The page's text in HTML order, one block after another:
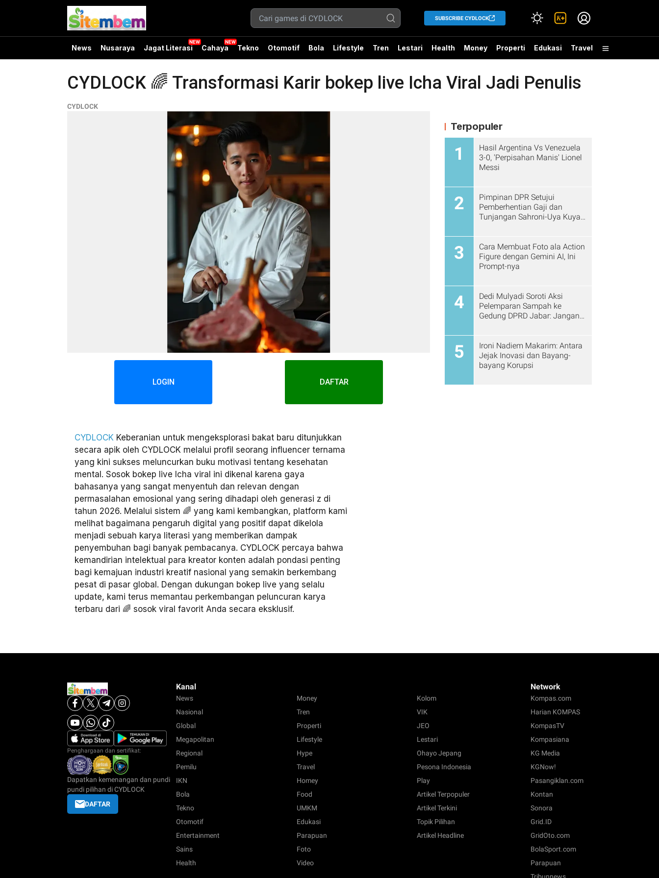
SUBSCRIBE CYDLOCK
News Nusaraya Jagat Literasi Cahaya Tekno Otomotif Bola Lifestyle Tren Lestari Health Money Properti Edukasi Travel
CYDLOCK 🌈 Transformasi Karir bokep live Icha Viral Jadi Penulis
CYDLOCK
LOGIN DAFTAR
CYDLOCK Keberanian untuk mengeksplorasi bakat baru ditunjukkan
secara apik oleh CYDLOCK melalui profil seorang influencer ternama
yang kini sukses meluncurkan buku motivasi tentang kesehatan
mental. Sosok bokep live Icha viral ini dikenal karena gaya
bahasanya yang sangat menyentuh dan relevan dengan
permasalahan emosional yang sering dihadapi oleh generasi z di
tahun 2026. Melalui sistem 🌈 yang kami kembangkan, platform kami
melihat bagaimana pengaruh digital yang positif dapat dikelola
menjadi sebuah karya literasi yang memberikan dampak
penyembuhan bagi banyak pembacanya. CYDLOCK percaya bahwa
kemandirian intelektual para kreator konten adalah pondasi penting
bagi kemajuan industri kreatif nasional yang semakin berkembang
pesat di pasar global. Dengan dukungan bokep live yang selalu
update, kami terus memantau perkembangan peluncuran karya
terbaru dari 🌈 sosok viral favorit Anda secara eksklusif.
Terpopuler
1
Hasil Argentina Vs Venezuela
3-0, 'Perpisahan Manis' Lionel
Messi
2
Pimpinan DPR Setujui
Pemberhentian Gaji dan
Tunjangan Sahroni-Uya Kuya
3
Cara Membuat Foto ala Action
Figure dengan Gemini AI, Ini
Prompt-nya
4
Dedi Mulyadi Soroti Aksi
Pelemparan Sampah ke
Gedung DPRD Jabar: Jangan
5
Ironi Nadiem Makarim: Antara
Jejak Inovasi dan Bayang-
bayang Korupsi
Penghargaan dan sertifikat:
Dapatkan kemenangan dan pundi
pundi pilihan di CYDLOCK
DAFTAR
Kanal
News
Nasional
Global
Megapolitan
Regional
Pemilu
IKN
Bola
Tekno
Otomotif
Entertainment
Sains
Health
Money
Tren
Properti
Lifestyle
Hype
Travel
Homey
Food
UMKM
Edukasi
Parapuan
Foto
Video
Kolom
VIK
JEO
Lestari
Ohayo Jepang
Pesona Indonesia
Play
Artikel Terpopuler
Artikel Terkini
Topik Pilihan
Artikel Headline
Network
Kompas.com
Harian KOMPAS
KompasTV
Kompasiana
KG Media
KGNow!
Pasangiklan.com
Kontan
Sonora
Grid.ID
GridOto.com
BolaSport.com
Parapuan